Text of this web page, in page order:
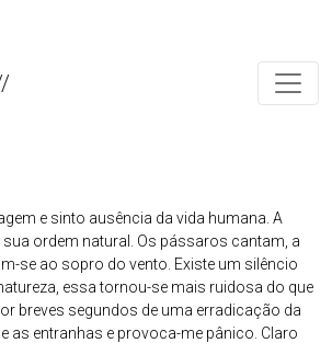
e sinto ausência da vida humana. A
ordem natural. Os pássaros cantam, a
se ao sopro do vento. Existe um silêncio
essa tornou-se mais ruidosa do que
breves segundos de uma erradicação da
as entranhas e provoca-me pânico. Claro